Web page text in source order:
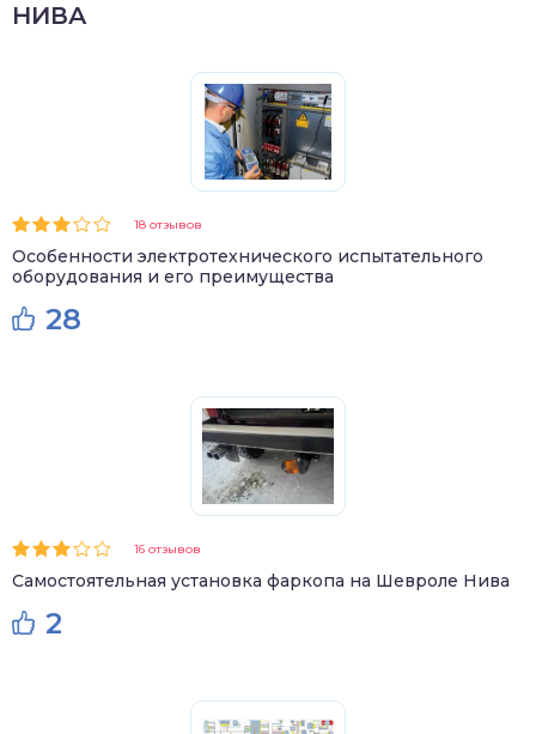
НИВА
18 отзывов
Особенности электротехнического испытательного
оборудования и его преимущества
28
16 отзывов
Самостоятельная установка фаркопа на Шевроле Нива
2